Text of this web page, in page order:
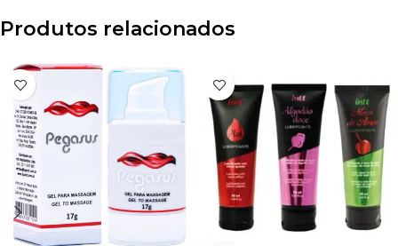
Produtos relacionados